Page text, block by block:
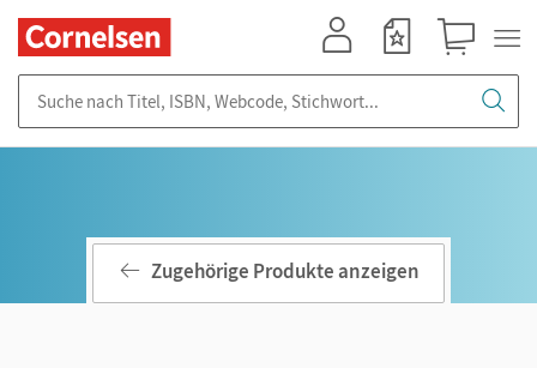
Zugehörige Produkte anzeigen